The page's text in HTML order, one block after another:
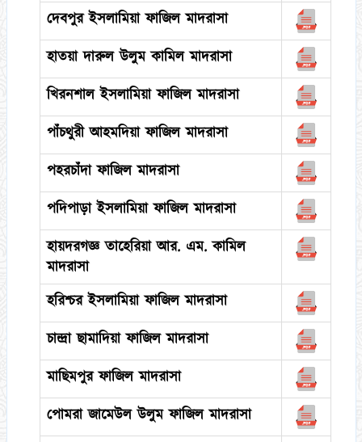
দেবপুর ইসলামিয়া ফাজিল মাদরাসা
হাতয়া দারুল উলুম কামিল মাদরাসা
খিরনশাল ইসলামিয়া ফাজিল মাদরাসা
পাঁচথুরী আহমদিয়া ফাজিল মাদরাসা
পহরচাঁদা ফাজিল মাদরাসা
পদিপাড়া ইসলামিয়া ফাজিল মাদরাসা
হায়দরগজ্ঞ তাহেরিয়া আর. এম. কামিল
মাদরাসা
হরিশ্চর ইসলামিয়া ফাজিল মাদরাসা
চান্দ্রা ছামাদিয়া ফাজিল মাদরাসা
মাছিমপুর ফাজিল মাদরাসা
পোমরা জামেউল উলুম ফাজিল মাদরাসা